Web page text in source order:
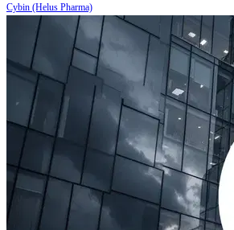
Cybin (Helus Pharma)